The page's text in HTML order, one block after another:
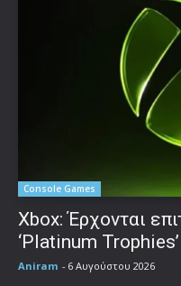
Console Games
Xbox: Έρχονται
‘Platinum Trophies’
Aniram - 6 Αυγούστου 2026